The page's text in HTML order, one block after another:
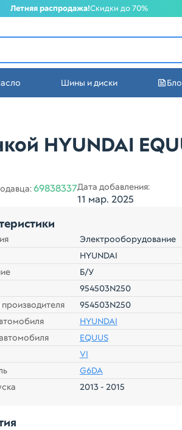
Летняя распродажа!Скидки до 70%
Шины и диски
HYUNDAI
69838337Дата добавления:
11 мар. 2025
Электрооборудование
HYUNDAI
Б/У
954503N250
954503N250
HYUNDAI
EQUUS
VI
G6DA
2013 - 2015